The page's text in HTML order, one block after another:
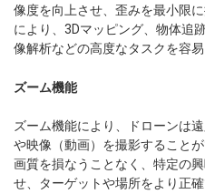
像度を向上させ、歪みを最小限
により、3Dマッピング、物体追
像解析などの高度なタスクを容易
ズーム機能
ズーム機能により、ドローンは
や映像（動画）を撮影すること
画質を損なうことなく、特定の
せ、ターゲットや場所をより正